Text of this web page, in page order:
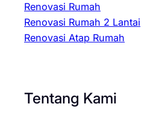
Renovasi Rumah
Renovasi Rumah 2 Lantai
Renovasi Atap Rumah
Tentang Kami